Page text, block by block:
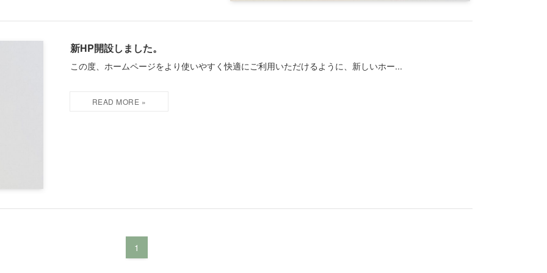
新HP開設しました。
この度、ホームページをより使いやすく快適にご利用いただけるように、新しいホー...
1